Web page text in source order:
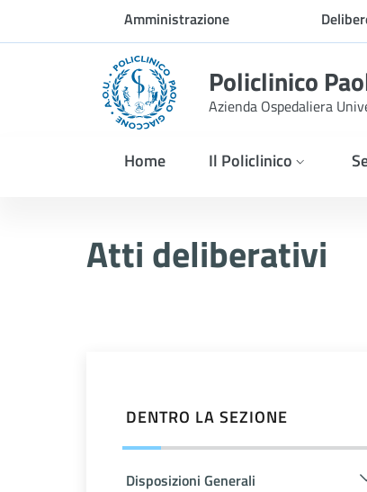
Skip to Main ContentAmministrazione
trasparente
Policlinico
Azienda Ospedaliera
Home Il Policlinico
Atti deliberativi
DENTRO LA SEZIONE
Disposizioni Generali